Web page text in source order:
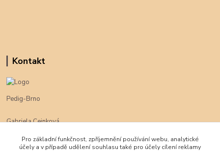
Kontakt
Pedig-Brno
Gabriela Cejnková
Pro základní funkčnost, zpříjemnění používání webu, analytické
účely a v případě udělení souhlasu také pro účely cílení reklamy